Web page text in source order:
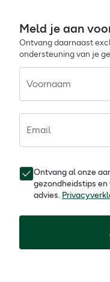
Meld je aan
Ontvang daarnaast
ondersteuning van je
Voornaam
Email
Ontvang al onze
gezondheidstips
advies.